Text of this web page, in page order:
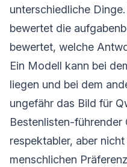
unterschiedliche
bewertet die
bewertet, welche
Ein Modell kann bei
liegen und bei dem
ungefähr das Bild für
Bestenlisten-führender
respektabler, aber
menschlichen